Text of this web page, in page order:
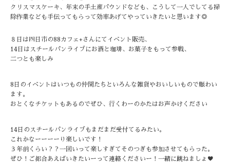
クリスマスケーキ、年末の手土産パウンドなども、こうして一人でしてる掃
除作業なども手伝ってもらって効率あげてやっていきたいと思います◎
８日は四日市の88カフェ+さんにてイベント販売、
14日はスチールパンライブにお酒と珈琲、お菓子をもって参戦、
二つとも楽しみ
8日のイベントはいつもの仲間たちといろんな雑貨やおいしいもので賑わい
ます。
おとくなチケットもあるのでぜひ、行くわーのかたはお声かけください
14日のスチールパンライブもまだまだ受付てるみたい。
これかなーーーーり楽しいです！
３年前くらい？？一回いって楽しすぎてそのつぎも参加させてもらった。
ぜひ！ご都合あえばいきたいーって連絡くださいー！一緒に跳ねましょ♥️